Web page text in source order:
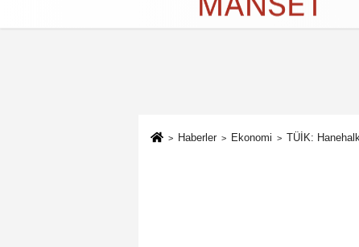
İletişim Çerez Politikası
Haberler Ekonomi TÜİK: